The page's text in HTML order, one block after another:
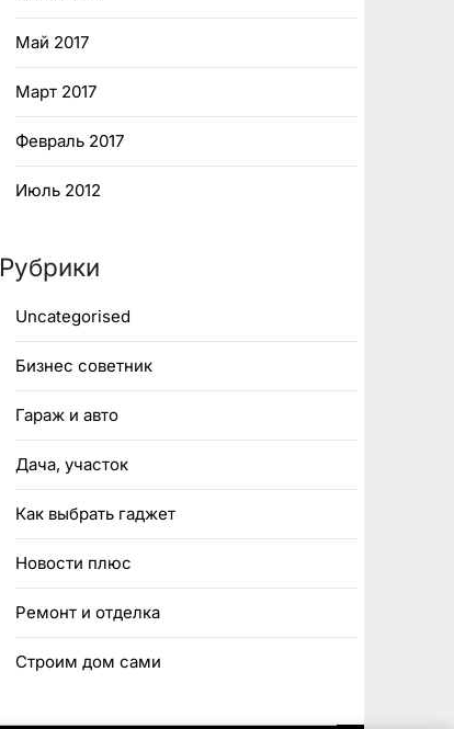
Май 2017
Март 2017
Февраль 2017
Июль 2012
Рубрики
Uncategorised
Бизнес советник
Гараж и авто
Дача, участок
Как выбрать гаджет
Новости плюс
Ремонт и отделка
Строим дом сами